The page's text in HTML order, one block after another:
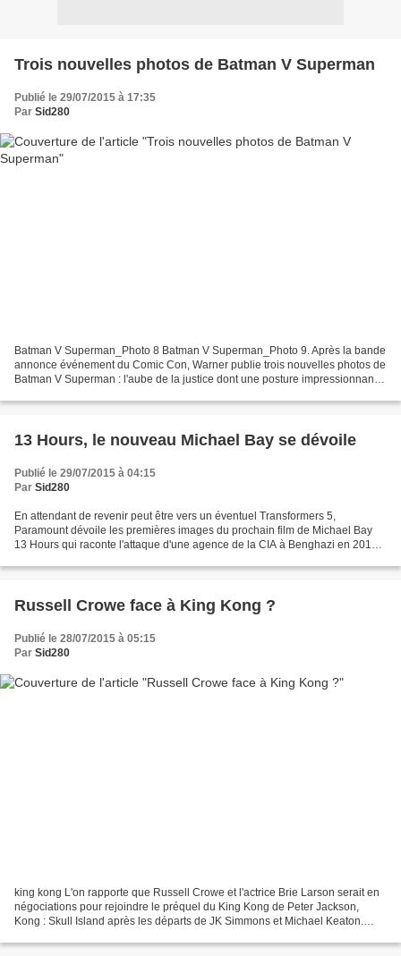
Trois nouvelles photos de Batman V Superman
Publié le 29/07/2015 à 17:35
Par Sid280
Batman V Superman_Photo 8 Batman V Superman_Photo 9. Après la bande
annonce événement du Comic Con, Warner publie trois nouvelles photos de
Batman V Superman : l'aube de la justice dont une posture impressionnante
13 Hours, le nouveau Michael Bay se dévoile
Publié le 29/07/2015 à 04:15
Par Sid280
En attendant de revenir peut être vers un éventuel Transformers 5,
Paramount dévoile les premières images du prochain film de Michael Bay
13 Hours qui raconte l'attaque d'une agence de la CIA à Benghazi en 2012,
Russell Crowe face à King Kong ?
Publié le 28/07/2015 à 05:15
Par Sid280
king kong L'on rapporte que Russell Crowe et l'actrice Brie Larson serait en
négociations pour rejoindre le préquel du King Kong de Peter Jackson,
Kong : Skull Island après les départs de JK Simmons et Michael Keaton.